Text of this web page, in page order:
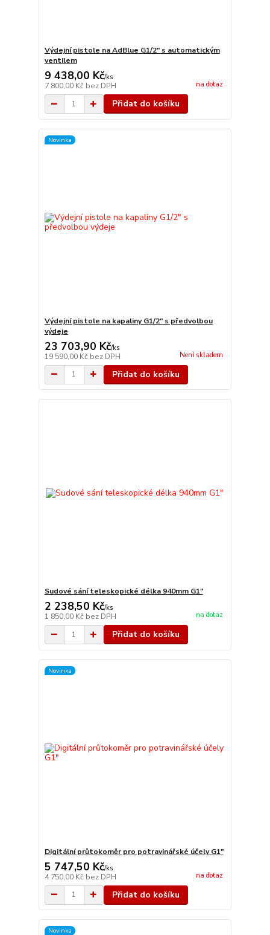
Výdejní pistole na AdBlue G1/2" s automatickým
ventilem
9 438,00 Kč/ks
7 800,00 Kč bez DPH na dotaz
Přidat do košíku
Novinka
Výdejní pistole na kapaliny G1/2" s předvolbou
výdeje
23 703,90 Kč/ks
19 590,00 Kč bez DPH Není skladem
Přidat do košíku
Sudové sání teleskopické délka 940mm G1"
2 238,50 Kč/ks
1 850,00 Kč bez DPH na dotaz
Přidat do košíku
Novinka
Digitální průtokoměr pro potravinářské účely G1"
5 747,50 Kč/ks
4 750,00 Kč bez DPH na dotaz
Přidat do košíku
Novinka